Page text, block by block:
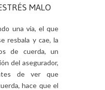
MALO
una vía, el que
resbala y cae, la
de cuerda, un
del asegurador,
de ver que
hace que el